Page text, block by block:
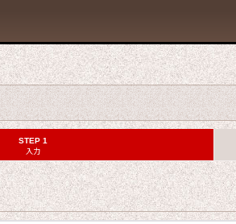
STEP 1
入力